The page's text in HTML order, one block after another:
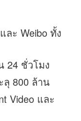
ะ Weibo ทั้ง
24 ชั่วโมง
800 ล้าน
Video และ